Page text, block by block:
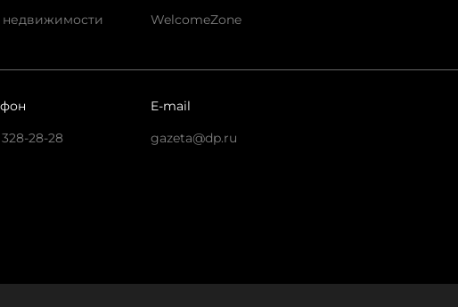
недвижимости
WelcomeZone
328-28-28
E-mail
gazeta@dp.ru